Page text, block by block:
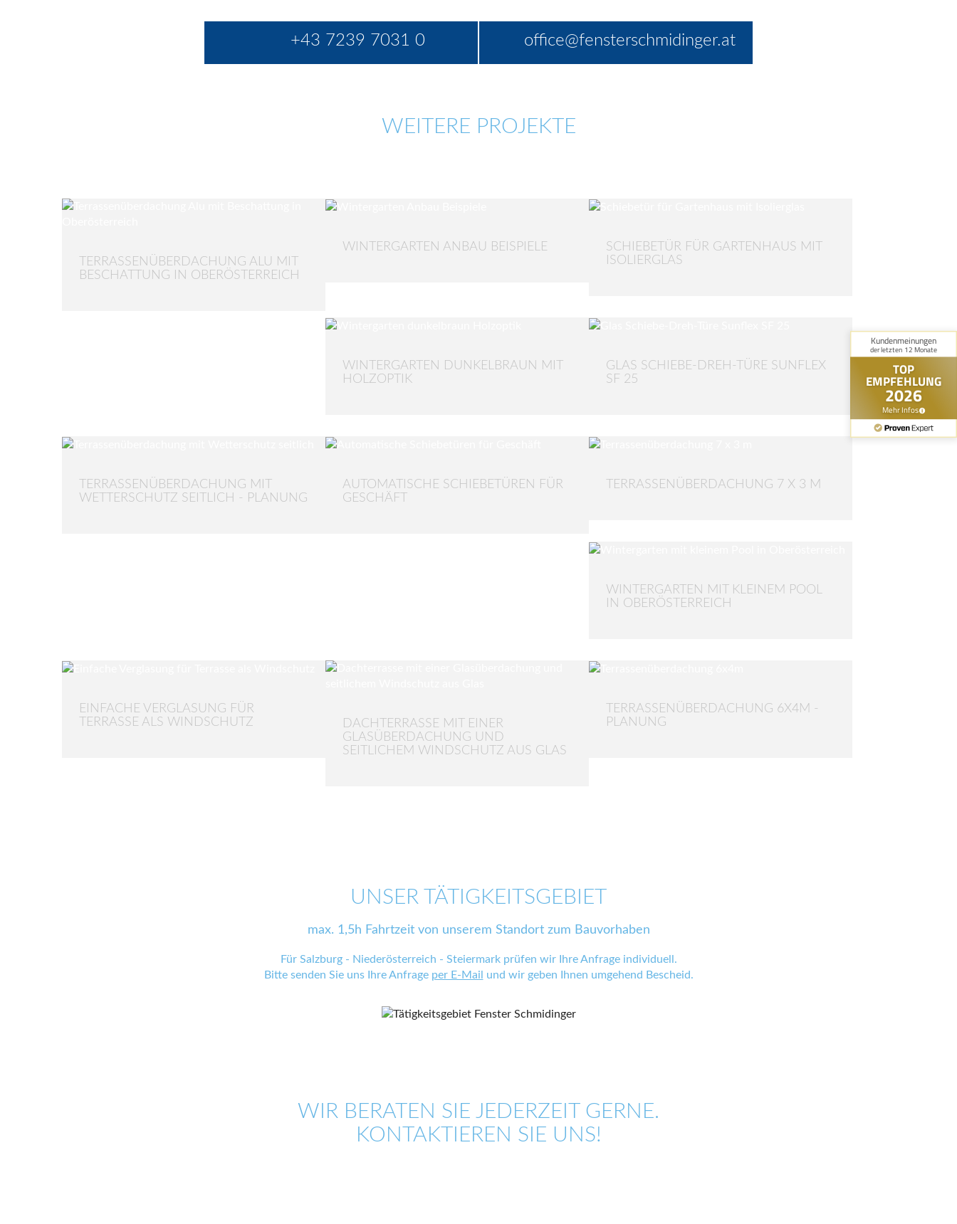
+43 7239 7031 0 office@fensterschmidinger.at
WEITERE PROJEKTE
TERRASSENÜBERDACHUNG ALU MIT
BESCHATTUNG IN OBERÖSTERREICH
WINTERGARTEN ANBAU BEISPIELE
SCHIEBETÜR FÜR GARTENHAUS MIT
ISOLIERGLAS
WINTERGARTEN DUNKELBRAUN MIT
HOLZOPTIK
GLAS SCHIEBE-DREH-TÜRE SUNFLEX
SF 25
TERRASSENÜBERDACHUNG MIT
WETTERSCHUTZ SEITLICH - PLANUNG
AUTOMATISCHE SCHIEBETÜREN FÜR
GESCHÄFT
TERRASSENÜBERDACHUNG 7 X 3 M
WINTERGARTEN MIT KLEINEM POOL
IN OBERÖSTERREICH
EINFACHE VERGLASUNG FÜR
TERRASSE ALS WINDSCHUTZ
DACHTERRASSE MIT EINER
GLASÜBERDACHUNG UND
SEITLICHEM WINDSCHUTZ AUS GLAS
TERRASSENÜBERDACHUNG 6X4M -
PLANUNG
UNSER TÄTIGKEITSGEBIET
max. 1,5h Fahrtzeit von unserem Standort zum Bauvorhaben
Für Salzburg - Niederösterreich - Steiermark prüfen wir Ihre Anfrage individuell.
Bitte senden Sie uns Ihre Anfrage per E-Mail und wir geben Ihnen umgehend Bescheid.
WIR BERATEN SIE JEDERZEIT GERNE.
KONTAKTIEREN SIE UNS!